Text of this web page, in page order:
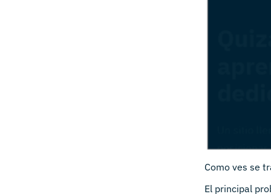
Como ves se
El principal